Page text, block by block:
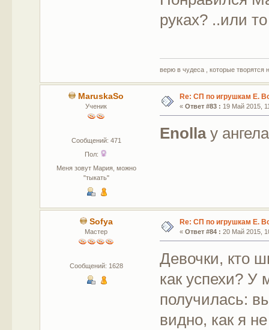
руках? ..или
верю в чудеса , которые творятся
MaruskaSo
Ученик
Сообщений: 471
Пол:
Меня зовут Мария, можно
"тыкать"
Re: СП по игрушкам Е.
« Ответ #83 : 19 Май 2015,
Enollaу
Sofya
Мастер
Сообщений: 1628
Re: СП по игрушкам Е.
« Ответ #84 : 20 Май 2015,
Девочки, кто
как успехи? У
получилась:
видно, как я